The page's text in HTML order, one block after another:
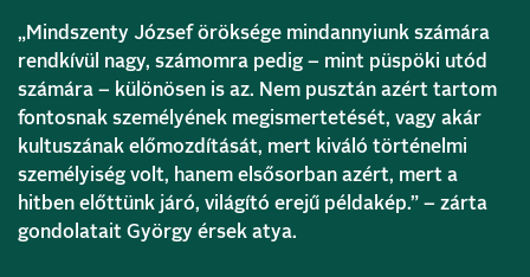
„Mindszenty József öröksége mindannyiunk számára
rendkívül nagy, számomra pedig – mint püspöki utód
számára – különösen is az. Nem pusztán azért tartom
fontosnak személyének megismertetését, vagy akár
kultuszának előmozdítását, mert kiváló történelmi
személyiség volt, hanem elsősorban azért, mert a
hitben előttünk járó, világító erejű példakép.” – zárta
gondolatait György érsek atya.